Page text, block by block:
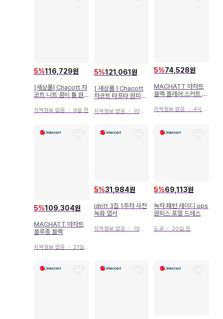
5%116,729원
[새상품] Chacott 차
코트 니트 콤비 튤 원
지역정보 없음 ・ 9달 전
5%121,061원
[ 새상품 ] Chacott
차코트 타프타 원피스
지역정보 없음 ・ 10달 전
5%74,528원
MACHATT 마차트
블랙 플레어 스커트 롱
지역정보 없음 ・ 4시간 전
5%109,304원
MACHATT 마차트
블루종 블랙
지역정보 없음 ・ 21일 전
5%31,984원
idntt 3집 1주차 사전
녹화 엽서
지역정보 없음 ・ 19일 전
5%69,113원
녹차 패턴 레이디 ops
원피스 포멀 드레스
도쿄 ・ 20일 전